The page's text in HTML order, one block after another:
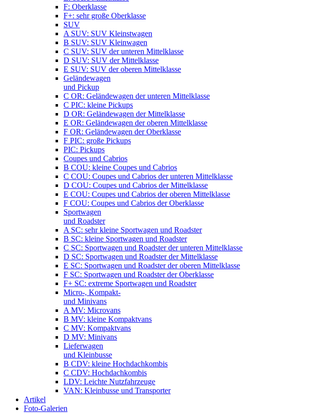
F: Oberklasse
F+: sehr große Oberklasse
SUV
A SUV: SUV Kleinstwagen
B SUV: SUV Kleinwagen
C SUV: SUV der unteren Mittelklasse
D SUV: SUV der Mittelklasse
E SUV: SUV der oberen Mittelklasse
Geländewagen
und Pickup
C OR: Geländewagen der unteren Mittelklasse
C PIC: kleine Pickups
D OR: Geländewagen der Mittelklasse
E OR: Geländewagen der oberen Mittelklasse
F OR: Geländewagen der Oberklasse
F PIC: große Pickups
PIC: Pickups
Coupes und Cabrios
B COU: kleine Coupes und Cabrios
C COU: Coupes und Cabrios der unteren Mittelklasse
D COU: Coupes und Cabrios der Mittelklasse
E COU: Coupes und Cabrios der oberen Mittelklasse
F COU: Coupes und Cabrios der Oberklasse
Sportwagen
und Roadster
A SC: sehr kleine Sportwagen und Roadster
B SC: kleine Sportwagen und Roadster
C SC: Sportwagen und Roadster der unteren Mittelklasse
D SC: Sportwagen und Roadster der Mittelklasse
E SC: Sportwagen und Roadster der oberen Mittelklasse
F SC: Sportwagen und Roadster der Oberklasse
F+ SC: extreme Sportwagen und Roadster
Micro-, Kompakt-
und Minivans
A MV: Microvans
B MV: kleine Kompaktvans
C MV: Kompaktvans
D MV: Minivans
Lieferwagen
und Kleinbusse
B CDV: kleine Hochdachkombis
C CDV: Hochdachkombis
LDV: Leichte Nutzfahrzeuge
VAN: Kleinbusse und Transporter
Artikel
Foto-Galerien